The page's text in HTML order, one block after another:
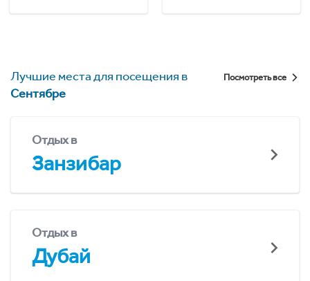
Лучшие места для посещения в
Сентябре
Посмотреть все
Отдых в
Занзибар
Отдых в
Дубай